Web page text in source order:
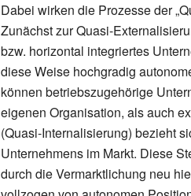
Dabei wirken die Prozesse der „
Zunächst zur Quasi-
bzw. horizontal integriertes
diese Weise hochgradig
können betriebszugehörige
eigenen Organisation, als auch
(Quasi-Internalisierung) bezieht
Unternehmens im Markt. Diese
durch dieVermarktlichung neu